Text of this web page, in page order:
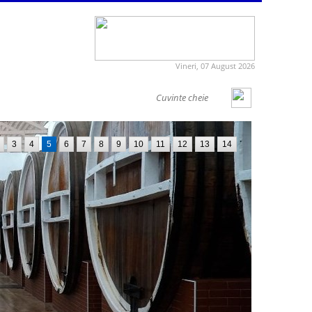
Vineri, 07 August 2026
3 4 5 6 7 8 9 10 11 12 13 14